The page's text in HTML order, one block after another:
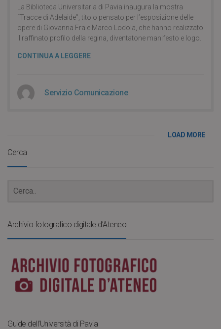
La Biblioteca Universitaria di Pavia inaugura la mostra
“Tracce di Adelaide”, titolo pensato per l’esposizione delle
opere di Giovanna Fra e Marco Lodola, che hanno realizzato
il raffinato profilo della regina, diventatone manifesto e logo.
CONTINUA A LEGGERE
Servizio Comunicazione
LOAD MORE
Cerca
Archivio fotografico digitale d’Ateneo
Guide dell’Università di Pavia